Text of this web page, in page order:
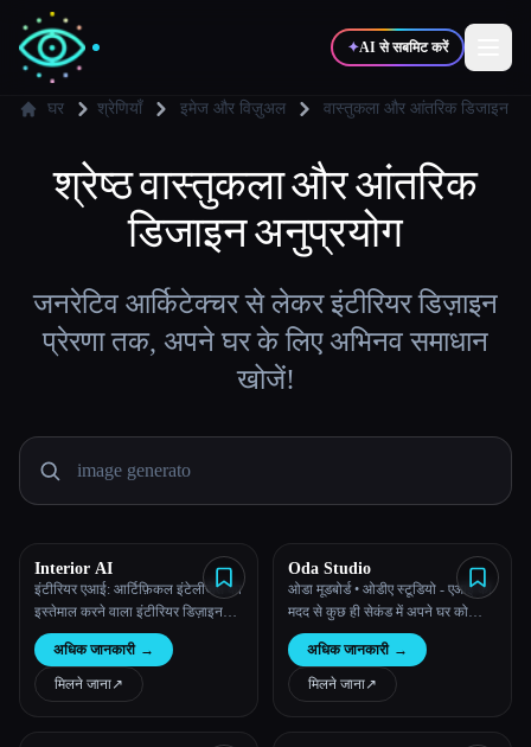
✦AI से सबमिट करें
✍️लेखक 🎨डिज़ाइनर
📈 मार्केटर्स
🎓विद्यार्थी 🎬क्रिएटर्स
ब्लॉग
सभी श्रेणियाँ
हमारे बारे में
घर श्रेणियाँ इमेज और विज़ुअल वास्तुकला और आंतरिक डिजाइन
श्रेष्ठवास्तुकला और आंतरिक
डिजाइनअनुप्रयोग
जनरेटिव आर्किटेक्चर से लेकर इंटीरियर डिज़ाइन
प्रेरणा तक, अपने घर के लिए अभिनव समाधान
खोजें!
Interior AI
इंटीरियर एआई: आर्टिफ़िकल इंटेलीजेंस का
इस्तेमाल करने वाला इंटीरियर डिज़ाइन
आइडिया, प्रेरणा और वर्चुअल स्टेजिंग ऐप
अधिक जानकारी →
मिलने जाना↗︎
Oda Studio
ओडा मूडबोर्ड • ओडीए स्टूडियो - एआई की
मदद से कुछ ही सेकंड में अपने घर को
कस्टमाइज़ करने के लिए अपना स्टाइल
और रंग चुनें।
अधिक जानकारी →
मिलने जाना↗︎